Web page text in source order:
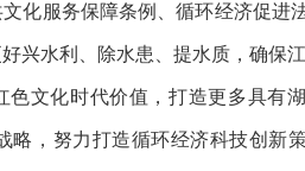
化服务保障条例、循环经济促进
兴水利、除水患、提水质，确保
色文化时代价值，打造更多具有
略，努力打造循环经济科技创